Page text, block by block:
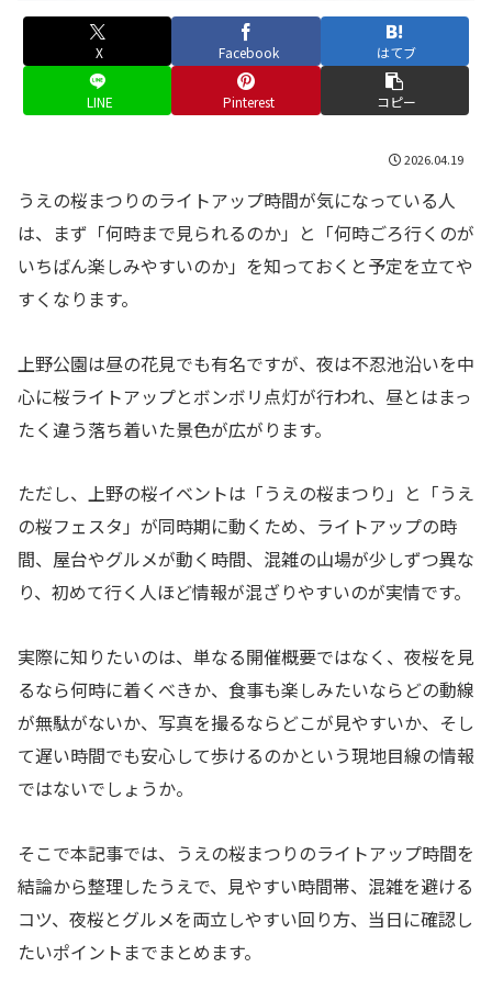
X Facebook はてブ
LINE Pinterest コピー
2026.04.19
うえの桜まつりのライトアップ時間が気になっている人
は、まず「何時まで見られるのか」と「何時ごろ行くのが
いちばん楽しみやすいのか」を知っておくと予定を立てや
すくなります。
上野公園は昼の花見でも有名ですが、夜は不忍池沿いを中
心に桜ライトアップとボンボリ点灯が行われ、昼とはまっ
たく違う落ち着いた景色が広がります。
ただし、上野の桜イベントは「うえの桜まつり」と「うえ
の桜フェスタ」が同時期に動くため、ライトアップの時
間、屋台やグルメが動く時間、混雑の山場が少しずつ異な
り、初めて行く人ほど情報が混ざりやすいのが実情です。
実際に知りたいのは、単なる開催概要ではなく、夜桜を見
るなら何時に着くべきか、食事も楽しみたいならどの動線
が無駄がないか、写真を撮るならどこが見やすいか、そし
て遅い時間でも安心して歩けるのかという現地目線の情報
ではないでしょうか。
そこで本記事では、うえの桜まつりのライトアップ時間を
結論から整理したうえで、見やすい時間帯、混雑を避ける
コツ、夜桜とグルメを両立しやすい回り方、当日に確認し
たいポイントまでまとめます。